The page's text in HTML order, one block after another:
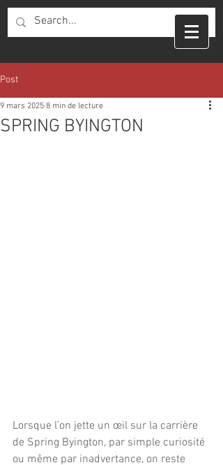
Post
SPRING BYINGTON
9 mars 2025 8 min de lecture
Lorsque l’on jette un œil sur la carrière
de Spring Byington, par simple curiosité
ou même par inadvertance, on reste